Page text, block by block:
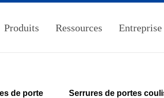
Produits Ressources Entreprise
de porte Serrures de portes